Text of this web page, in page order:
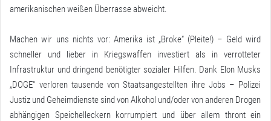
amerikanischen weißen Überrasse abweicht.
Machen wir uns nichts vor: Amerika ist „Broke“ (Pleite!) – Geld wird
schneller und lieber in Kriegswaffen investiert als in verrotteter
Infrastruktur und dringend benötigter sozialer Hilfen. Dank Elon Musks
„DOGE“ verloren tausende von Staatsangestellten ihre Jobs – Polizei
Justiz und Geheimdienste sind von Alkohol und/oder von anderen Drogen
abhängigen Speichelleckern korrumpiert und über allem thront ein